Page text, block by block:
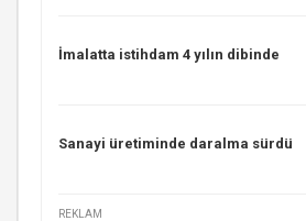
İmalatta istihdam 4 yılın dibinde
Sanayi üretiminde daralma sürdü
REKLAM